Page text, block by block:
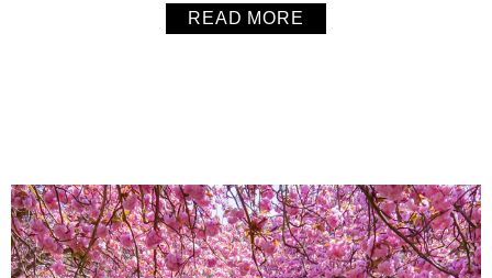
READ MORE
About